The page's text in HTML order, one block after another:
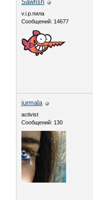
Sawfish
v.i.p.пила
Сообщений: 14677
jurmala
activist
Сообщений: 130